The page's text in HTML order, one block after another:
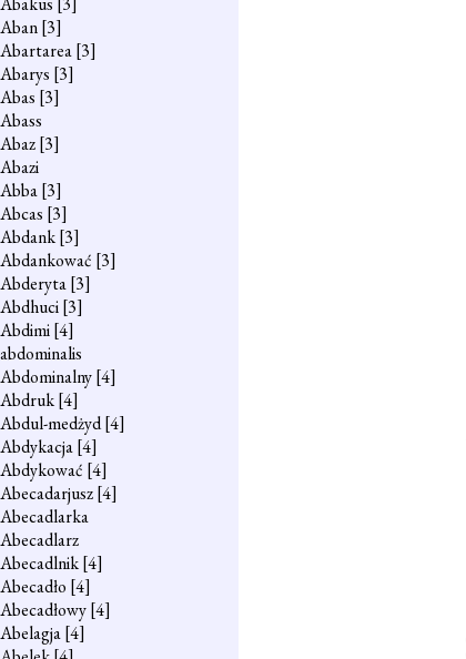
Aban[3]
Abartarea[3]
Abarys [3]
Abas [3]
Abass
Abaz[3]
Abazi
Abba[3]
Abcas [3]
Abdank[3]
Abdankować [3]
Abderyta[3]
Abdhuci[3]
Abdimi[4]
abdominalis
Abdominalny[4]
Abdruk[4]
Abdul-medżyd[4]
Abdykacja[4]
Abdykować [4]
Abecadarjusz[4]
Abecadlarka
Abecadlarz
Abecadlnik[4]
Abecadło [4]
Abecadłowy[4]
Abelagja[4]